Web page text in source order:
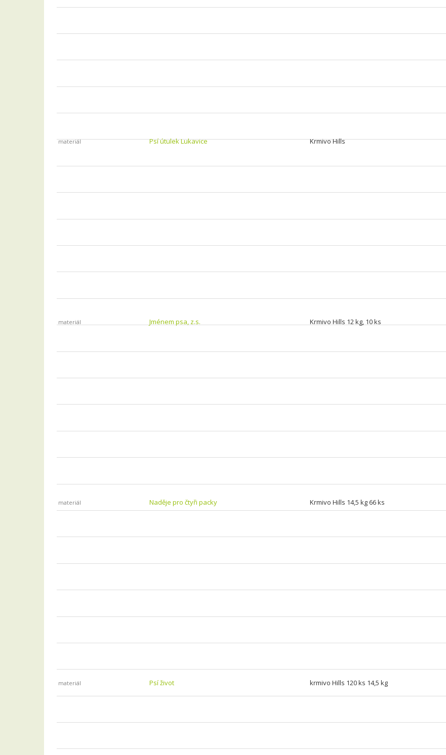
materiál Psí útulek Lukavice Krmivo Hills
materiál Jménem psa, z.s. Krmivo Hills 12 kg, 10 ks
materiál Naděje pro čtyři packy Krmivo Hills 14,5 kg 66 ks
materiál Psí život krmivo Hills 120 ks 14,5 kg